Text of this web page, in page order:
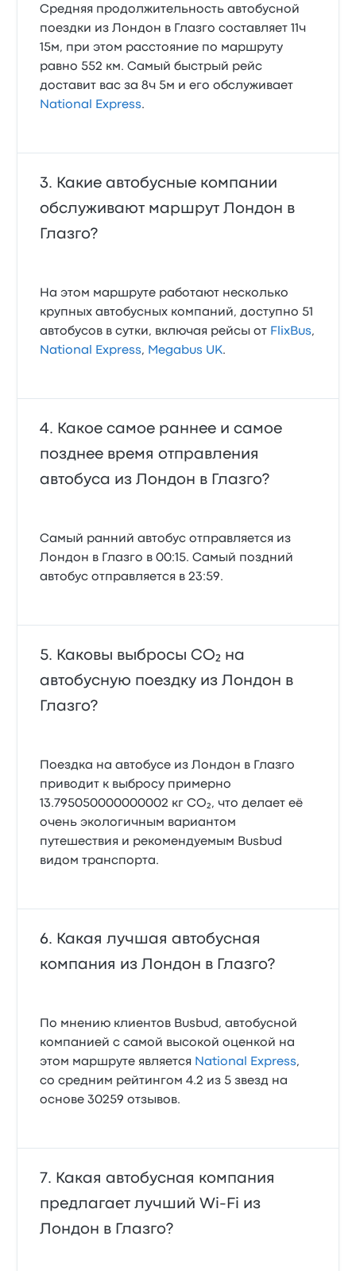
Средняя продолжительность автобусной
поездки из Лондон в Глазго составляет 11ч
15м, при этом расстояние по маршруту
равно 552 км. Самый быстрый рейс
доставит вас за 8ч 5м и его обслуживает
National Express.
Какие автобусные компании
обслуживают маршрут Лондон в
Глазго?
На этом маршруте работают несколько
крупных автобусных компаний, доступно 51
автобусов в сутки, включая рейсы от FlixBus,
National Express, Megabus UK.
Какое самое раннее и самое
позднее время отправления
автобуса из Лондон в Глазго?
Самый ранний автобус отправляется из
Лондон в Глазго в 00:15. Самый поздний
автобус отправляется в 23:59.
Каковы выбросы CO₂ на
автобусную поездку из Лондон в
Глазго?
Поездка на автобусе из Лондон в Глазго
приводит к выбросу примерно
13.795050000000002 кг CO₂, что делает её
очень экологичным вариантом
путешествия и рекомендуемым Busbud
видом транспорта.
Какая лучшая автобусная
компания из Лондон в Глазго?
По мнению клиентов Busbud, автобусной
компанией с самой высокой оценкой на
этом маршруте является National Express,
со средним рейтингом 4.2 из 5 звезд на
основе 30259 отзывов.
Какая автобусная компания
предлагает лучший Wi‑Fi из
Лондон в Глазго?